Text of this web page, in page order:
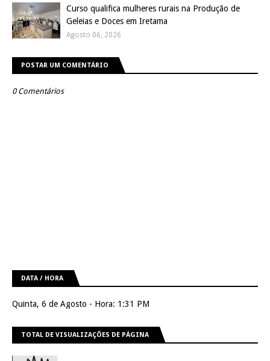
Curso qualifica mulheres rurais na Produção de
Geleias e Doces em Iretama
Agosto 06, 2026
POSTAR UM COMENTÁRIO
0 Comentários
DATA / HORA
Quinta, 6 de Agosto - Hora: 1:31 PM
TOTAL DE VISUALIZAÇÕES DE PÁGINA